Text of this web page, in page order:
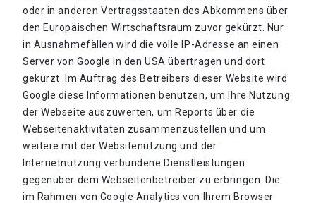
oder in anderen Vertragsstaaten des Abkommens über
den Europäischen Wirtschaftsraum zuvor gekürzt. Nur
in Ausnahmefällen wird die volle IP-Adresse an einen
Server von Google in den USA übertragen und dort
gekürzt. Im Auftrag des Betreibers dieser Website wird
Google diese Informationen benutzen, um Ihre Nutzung
der Webseite auszuwerten, um Reports über die
Webseitenaktivitäten zusammenzustellen und um
weitere mit der Websitenutzung und der
Internetnutzung verbundene Dienstleistungen
gegenüber dem Webseitenbetreiber zu erbringen. Die
im Rahmen von Google Analytics von Ihrem Browser